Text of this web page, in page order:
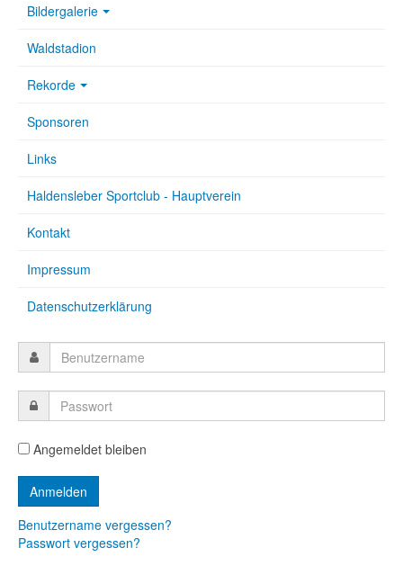
Bildergalerie
Waldstadion
Rekorde
Sponsoren
Links
Haldensleber Sportclub - Hauptverein
Kontakt
Impressum
Datenschutzerklärung
Angemeldet bleiben
Benutzername vergessen?
Passwort vergessen?